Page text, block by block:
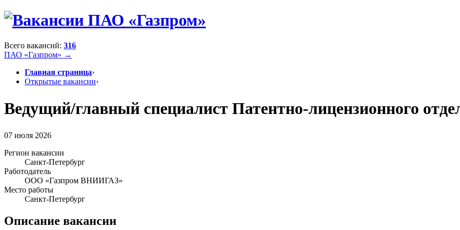
Всего вакансий: 316
ПАО «Газпром» →
Главная страница›
Открытые вакансии›
Ведущий/главный специалист Патентно-лицензионного
07 июля 2026
Регион вакансии
Санкт-Петербург
Работодатель
ООО «Газпром ВНИИГАЗ»
Место работы
Санкт-Петербург
Описание вакансии